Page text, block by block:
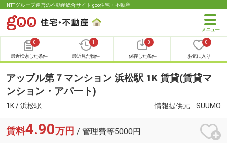
NTTグループ運営の不動産総合サイト goo住宅・不動産
0
最近検索した条件
1
最近見た物件
0
保存した条件
0
お気に入り
アップル第７マンション 浜松駅 1K 賃貸(賃貸マ
ンション・アパート)
1K / 浜松駅 情報提供元 SUUMO
賃料4.90万円 / 管理費等5000円